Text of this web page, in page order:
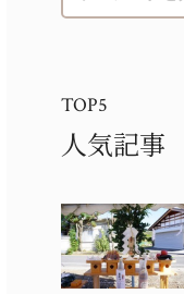
TOP5
人気記事